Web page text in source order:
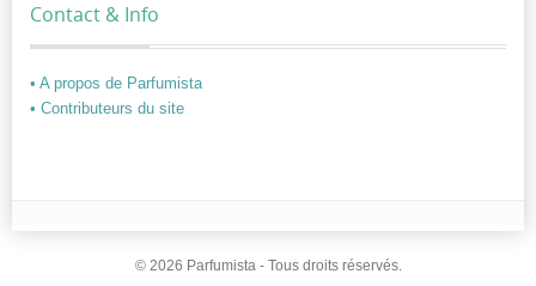
Contact & Info
• A propos de Parfumista
• Contributeurs du site
© 2026 Parfumista - Tous droits réservés.